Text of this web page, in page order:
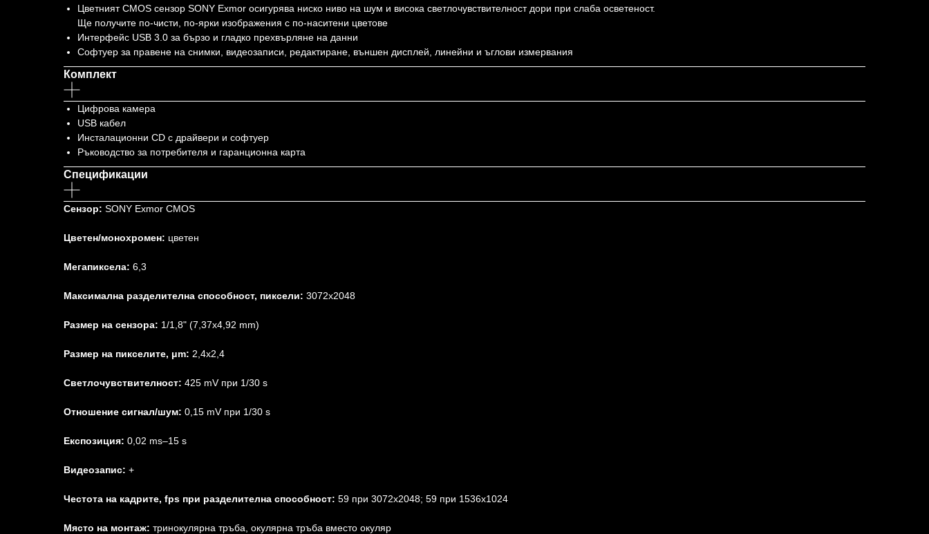
Цветният CMOS сензор SONY Exmor осигурява ниско ниво на шум и висока светлочувствителност дори при слаба осветеност.
Ще получите по-чисти, по-ярки изображения с по-наситени цветове
Интерфейс USB 3.0 за бързо и гладко прехвърляне на данни
Софтуер за правене на снимки, видеозаписи, редактиране, външен дисплей, линейни и ъглови измервания
Комплект
Цифрова камера
USB кабел
Инсталационни CD с драйвери и софтуер
Ръководство за потребителя и гаранционна карта
Спецификации
Сензор: SONY Exmor CMOS
Цветен/монохромен: цветен
Мегапиксела: 6,3
Максимална разделителна способност, пиксели: 3072x2048
Размер на сензора: 1/1,8" (7,37x4,92 mm)
Размер на пикселите, μm: 2,4x2,4
Светлочувствителност: 425 mV при 1/30 s
Отношение сигнал/шум: 0,15 mV при 1/30 s
Експозиция: 0,02 ms–15 s
Видеозапис: +
Честота на кадрите, fps при разделителна способност: 59 при 3072x2048; 59 при 1536x1024
Място на монтаж: тринокулярна тръба, окулярна тръба вместо окуляр